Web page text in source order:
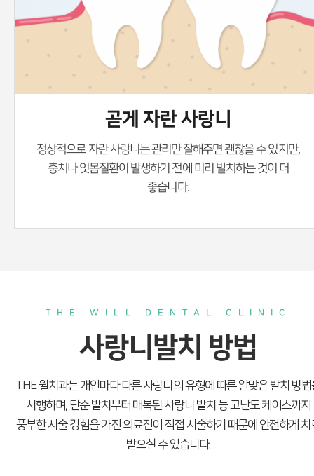
곧게 자란 사랑니
정상적으로 자란 사랑니는 관리만 잘해주면 괜찮을 수 있지만,
충치나 잇몸질환이 발생하기 전에 미리 발치하는 것이 더
좋습니다.
THE WILL DENTAL CLINIC
사랑니발치 방법
THE 윌치과는 개인마다 다른 사랑니의 유형에 따른 알맞은 발치 방법
시행하며, 단순 발치부터 매복된 사랑니 발치 등 고난도 케이스까지
풍부한 시술 경험을 가진 의료진이 직접 시술하기 때문에 안전하게 치
받으실 수 있습니다.